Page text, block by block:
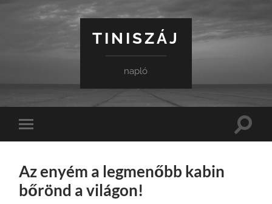
TINISZÁJ
napló
Toggle
mobile
Toggle
Az enyém a legmenőbb kabin
bőrönd a világon!